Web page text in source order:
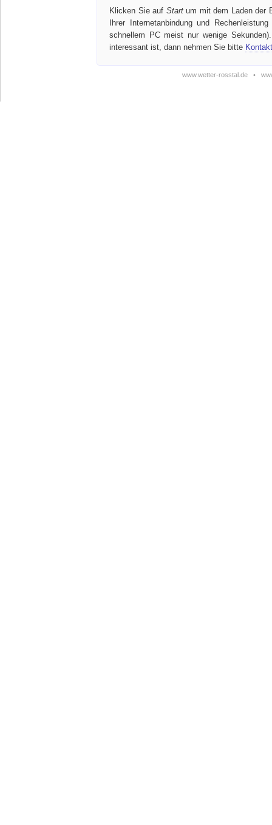
Klicken Sie auf Startum mit dem Laden der
Ihrer Internetanbindung und
schnellem PC meist nur wenige
interessant ist, dann nehmen Sie bitte Kontakt
www.wetter-rosstal.de •